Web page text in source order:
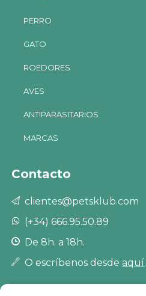
PERRO
GATO
ROEDORES
AVES
ANTIPARASITARIOS
MARCAS
Contacto
clientes@petsklub.com
(+34) 666.95.50.89
De 8h. a 18h.
O escríbenos desdeaquí.